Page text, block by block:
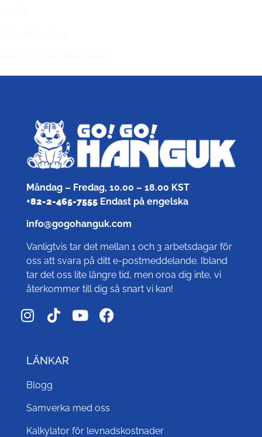
Måndag – Fredag, 10.00 – 18.00 KST
+82-2-465-7555Endast på engelska
info@gogohanguk.com
Vanligtvis tar det mellan 1 och 3 arbetsdagar för
oss att svara på ditt e-postmeddelande. Ibland
tar det oss lite längre tid, men oroa dig inte, vi
återkommer till dig så snart vi kan!
LÄNKAR
Blogg
Samverka med oss
Kalkylator för levnadskostnader